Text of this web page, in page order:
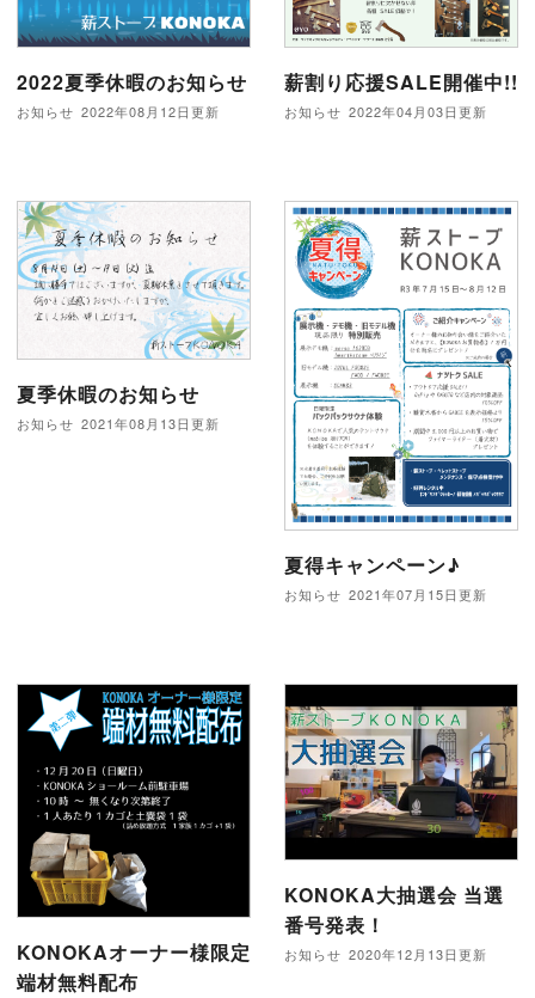
2022夏季休暇のお知らせ
お知らせ 2022年08月12日更新
薪割り応援SALE開催中!!
お知らせ 2022年04月03日更新
夏季休暇のお知らせ
お知らせ 2021年08月13日更新
夏得キャンペーン♪
お知らせ 2021年07月15日更新
KONOKAオーナー様限定
端材無料配布
KONOKA大抽選会 当選
番号発表！
お知らせ 2020年12月13日更新